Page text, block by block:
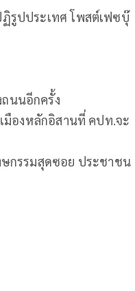
รูปประเทศ โพสต์เฟซบุ๊
นนอีกครั้ง
มืองหลักอิสานที่ คปท.จะ
ษกรรมสุดซอย ประชาชน